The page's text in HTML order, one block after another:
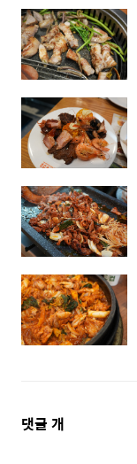
댓
댓글 개